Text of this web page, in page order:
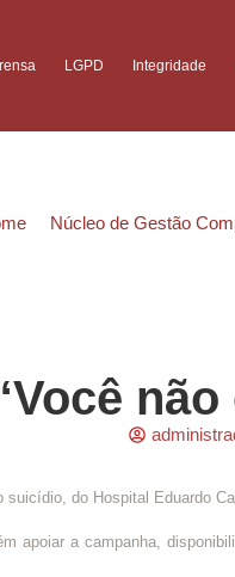
LGPD Integridade
Núcleo de Gestão
do Hospital Eduardo
apoiar a campanha,